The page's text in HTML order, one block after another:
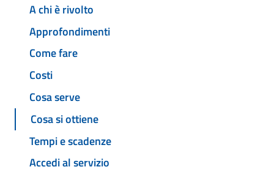
A chi è rivolto
Approfondimenti
Come fare
Costi
Cosa serve
Cosa si ottiene
Tempi e scadenze
Accedi al servizio